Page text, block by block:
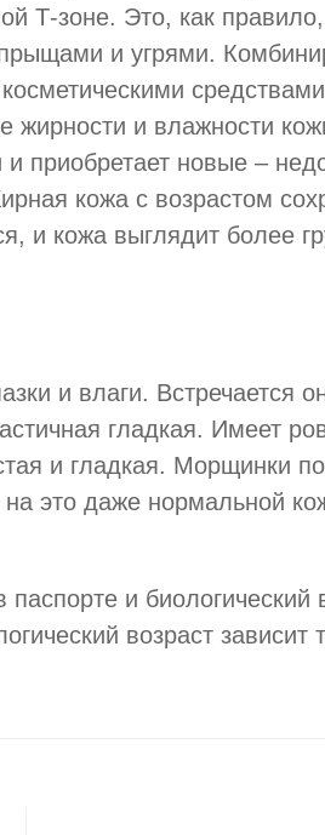
Т-зоне. Это, как
и угрями.
и влажности
приобретает новые –
кожа с возрастом
и кожа выглядит более
и влаги. Встречается
гладкая. Имеет
и гладкая. Морщинки
это даже нормальной
и биологический
возраст зависит